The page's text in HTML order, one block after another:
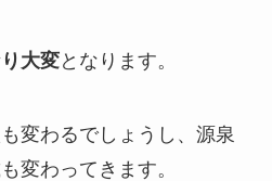
大変となります。
変わるでしょうし、源泉
変わってきます。